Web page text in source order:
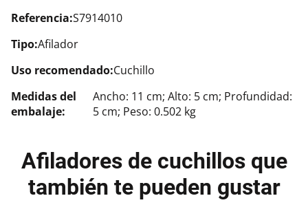
Referencia:S7914010
Tipo:Afilador
Uso recomendado:Cuchillo
Medidas del
embalaje:
Ancho: 11 cm; Alto: 5 cm; Profundidad:
5 cm; Peso: 0.502 kg
Afiladores de cuchillos que
también te pueden gustar